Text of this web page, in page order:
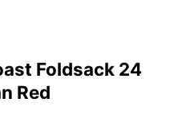
k
r
Foldsack 24
Red